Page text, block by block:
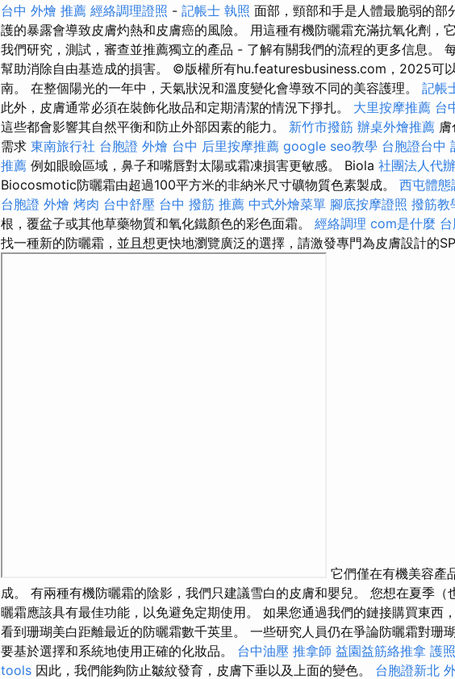
台中 外燴 推薦 經絡調理證照 - 記帳士 執照 面部，頸部和手是人體最脆弱的部
護的暴露會導致皮膚灼熱和皮膚癌的風險。 用這種有機防曬霜充滿抗氧化劑，
我們研究，測試，審查並推薦獨立的產品 - 了解有關我們的流程的更多信息。
幫助消除自由基造成的損害。 ©版權所有hu.featuresbusiness.com，2025可
南。 在整個陽光的一年中，天氣狀況和溫度變化會導致不同的美容護理。 記帳
此外，皮膚通常必須在裝飾化妝品和定期清潔的情況下掙扎。 大里按摩推薦 台
這些都會影響其自然平衡和防止外部因素的能力。 新竹市撥筋 辦桌外燴推薦
需求 東南旅行社 台胞證 外燴 台中 后里按摩推薦 google seo教學 台胞證台中
推薦 例如眼瞼區域，鼻子和嘴唇對太陽或霜凍損害更敏感。 Biola 社團法人代
Biocosmotic防曬霜由超過100平方米的非納米尺寸礦物質色素製成。 西屯體態
台胞證 外燴 烤肉 台中舒壓 台中 撥筋 推薦 中式外燴菜單 腳底按摩證照 撥筋教
根，覆盆子或其他草藥物質和氧化鐵顏色的彩色面霜。 經絡調理 com是什麼
找一種新的防曬霜，並且想更快地瀏覽廣泛的選擇，請激發專門為皮膚設計的
它們僅在有機美容產
成。 有兩種有機防曬霜的陰影，我們只建議雪白的皮膚和嬰兒。 您想在夏季（
曬霜應該具有最佳功能，以免避免定期使用。 如果您通過我們的鏈接購買東西
看到珊瑚美白距離最近的防曬霜數千英里。 一些研究人員仍在爭論防曬霜對珊
要基於選擇和系統地使用正確的化妝品。 台中油壓 推拿師 益園益筋絡推拿 護
tools 因此，我們能夠防止皺紋發育，皮膚下垂以及上面的變色。 台胞證新北